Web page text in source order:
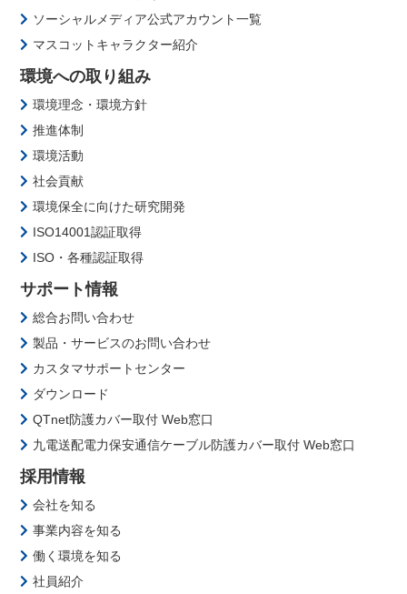
ソーシャルメディア公式アカウント一覧
マスコットキャラクター紹介
環境への取り組み
環境理念・環境方針
推進体制
環境活動
社会貢献
環境保全に向けた研究開発
ISO14001認証取得
ISO・各種認証取得
サポート情報
総合お問い合わせ
製品・サービスのお問い合わせ
カスタマサポートセンター
ダウンロード
QTnet防護カバー取付 Web窓口
九電送配電力保安通信ケーブル防護カバー取付 Web窓口
採用情報
会社を知る
事業内容を知る
働く環境を知る
社員紹介